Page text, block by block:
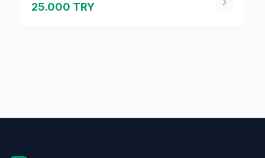
25.000 TRY